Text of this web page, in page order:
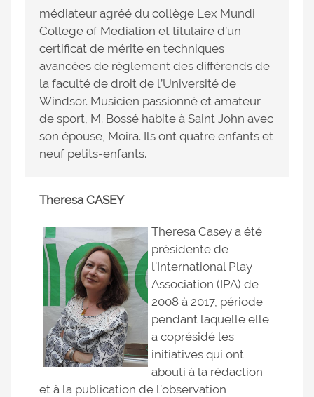
médiateur agréé du collège Lex Mundi
College of Mediation et titulaire d’un
certificat de mérite en techniques
avancées de règlement des différends de
la faculté de droit de l’Université de
Windsor. Musicien passionné et amateur
de sport, M. Bossé habite à Saint John avec
son épouse, Moira. Ils ont quatre enfants et
neuf petits-enfants.
Theresa CASEY
Theresa Casey a été
présidente de
l’International Play
Association (IPA) de
2008 à 2017, période
pendant laquelle elle
a coprésidé les
initiatives qui ont
abouti à la rédaction
et à la publication de l’observation